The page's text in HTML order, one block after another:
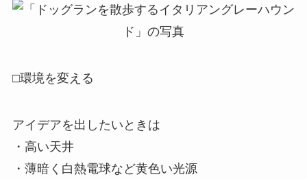
□環境を変える
アイデアを出したいときは
・高い天井
・薄暗く白熱電球など黄色い光源